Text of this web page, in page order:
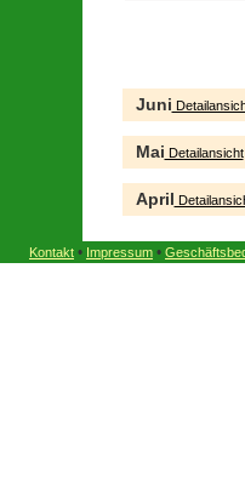
Juni
Mai Detailansicht
April
Kontakt • Impressum •